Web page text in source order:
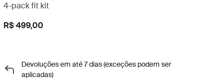
4-pack fit kit
R$ 499,00
Devoluções em até 7 dias (exceções podem ser
aplicadas)